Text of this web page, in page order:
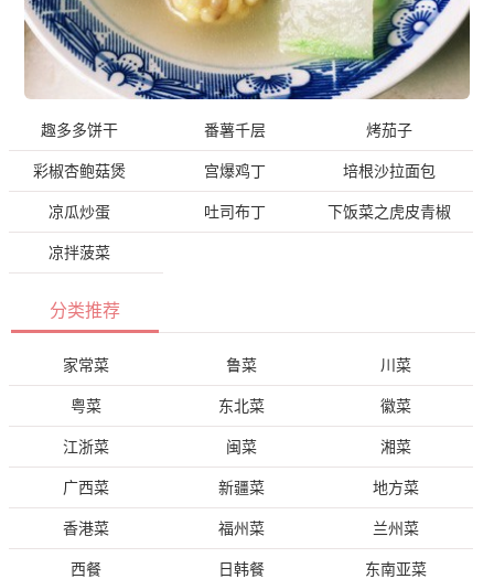
趣多多饼干 番薯千层 烤茄子
彩椒杏鲍菇煲 宫爆鸡丁 培根沙拉面包
凉瓜炒蛋 吐司布丁 下饭菜之虎皮青椒
凉拌菠菜
分类推荐
家常菜 鲁菜 川菜
粤菜 东北菜 徽菜
江浙菜 闽菜 湘菜
广西菜 新疆菜 地方菜
香港菜 福州菜 兰州菜
西餐 日韩餐 东南亚菜